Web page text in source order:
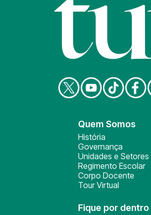
Quem Somos
História
Governança
Unidades e Setores
Regimento Escolar
Corpo Docente
Tour Virtual
Fique por dentro